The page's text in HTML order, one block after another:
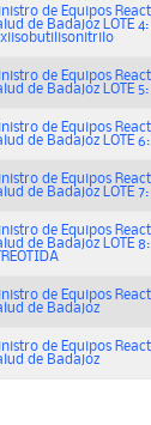
de Equipos
de Badajoz LOTE
de Equipos
de Badajoz LOTE
de Equipos
de Badajoz LOTE
de Equipos
de Badajoz LOTE
de Equipos
de Badajoz LOTE
de Equipos
de Badajoz
de Equipos
de Badajoz